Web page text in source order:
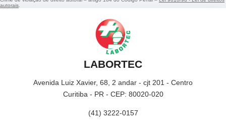
autorais.
LABORTEC
Avenida Luiz Xavier, 68, 2 andar - cjt 201 - Centro
Curitiba - PR - CEP: 80020-020
(41) 3222-0157